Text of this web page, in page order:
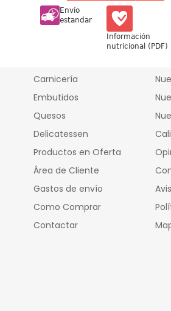
Envío
estandar
Información
nutricional (PDF)
Carnicería
Embutidos
Quesos
Delicatessen
Productos en Oferta
Área de Cliente
Gastos de envío
Como Comprar
Contactar